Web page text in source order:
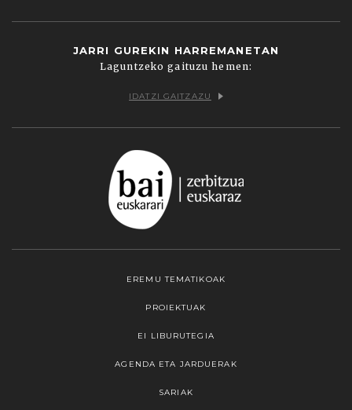
JARRI GUREKIN HARREMANETAN
Laguntzeko gaituzu hemen:
IDATZI GAITZAZU
EREMU TEMATIKOAK
PROIEKTUAK
EI LIBURUTEGIA
AGENDA ETA JARDUERAK
SARIAK